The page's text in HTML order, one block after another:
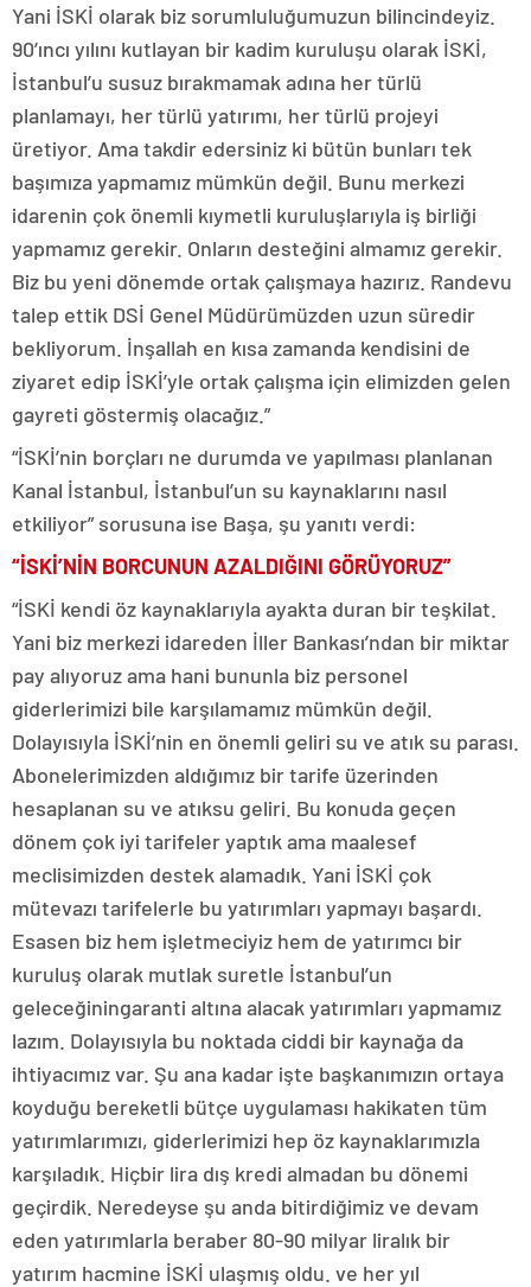
Yani İSKİ olarak biz sorumluluğumuzun bilincindeyiz.
90’ıncı yılını kutlayan bir kadim kuruluşu olarak İSKİ,
İstanbul’u susuz bırakmamak adına her türlü
planlamayı, her türlü yatırımı, her türlü projeyi
üretiyor. Ama takdir edersiniz ki bütün bunları tek
başımıza yapmamız mümkün değil. Bunu merkezi
idarenin çok önemli kıymetli kuruluşlarıyla iş birliği
yapmamız gerekir. Onların desteğini almamız gerekir.
Biz bu yeni dönemde ortak çalışmaya hazırız. Randevu
talep ettik DSİ Genel Müdürümüzden uzun süredir
bekliyorum. İnşallah en kısa zamanda kendisini de
ziyaret edip İSKİ’yle ortak çalışma için elimizden gelen
gayreti göstermiş olacağız.”
“İSKİ’nin borçları ne durumda ve yapılması planlanan
Kanal İstanbul, İstanbul’un su kaynaklarını nasıl
etkiliyor” sorusuna ise Başa, şu yanıtı verdi:
“İSKİ’NİN BORCUNUN AZALDIĞINI GÖRÜYORUZ”
“İSKİ kendi öz kaynaklarıyla ayakta duran bir teşkilat.
Yani biz merkezi idareden İller Bankası’ndan bir miktar
pay alıyoruz ama hani bununla biz personel
giderlerimizi bile karşılamamız mümkün değil.
Dolayısıyla İSKİ’nin en önemli geliri su ve atık su parası.
Abonelerimizden aldığımız bir tarife üzerinden
hesaplanan su ve atıksu geliri. Bu konuda geçen
dönem çok iyi tarifeler yaptık ama maalesef
meclisimizden destek alamadık. Yani İSKİ çok
mütevazı tarifelerle bu yatırımları yapmayı başardı.
Esasen biz hem işletmeciyiz hem de yatırımcı bir
kuruluş olarak mutlak suretle İstanbul’un
geleceğiningaranti altına alacak yatırımları yapmamız
lazım. Dolayısıyla bu noktada ciddi bir kaynağa da
ihtiyacımız var. Şu ana kadar işte başkanımızın ortaya
koyduğu bereketli bütçe uygulaması hakikaten tüm
yatırımlarımızı, giderlerimizi hep öz kaynaklarımızla
karşıladık. Hiçbir lira dış kredi almadan bu dönemi
geçirdik. Neredeyse şu anda bitirdiğimiz ve devam
eden yatırımlarla beraber 80-90 milyar liralık bir
yatırım hacmine İSKİ ulaşmış oldu. ve her yıl